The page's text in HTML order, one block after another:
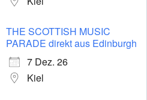
THE SCOTTISH MUSIC
PARADE direkt aus Edinburgh
7 Dez. 26
Kiel